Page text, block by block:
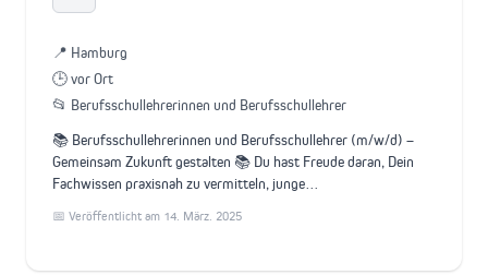
📍 Hamburg
🕒 vor Ort
📂 Berufsschullehrerinnen und Berufsschullehrer
📚 Berufsschullehrerinnen und Berufsschullehrer (m/w/d) –
Gemeinsam Zukunft gestalten 📚 Du hast Freude daran, Dein
Fachwissen praxisnah zu vermitteln, junge…
📅 Veröffentlicht am 14. März. 2025